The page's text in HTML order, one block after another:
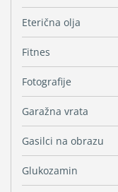
Eterična olja
Fitnes
Fotografije
Garažna vrata
Gasilci na obrazu
Glukozamin